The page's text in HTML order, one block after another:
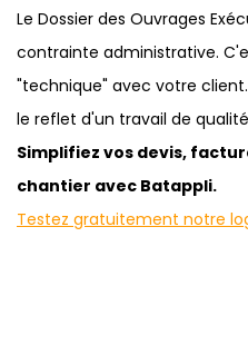
Le Dossier des Ouvrages
contrainte administrative.
"technique" avec votre
le reflet d'un travail de
Simplifiez vos devis,
chantier avec Batappli.
Testez gratuitement notre